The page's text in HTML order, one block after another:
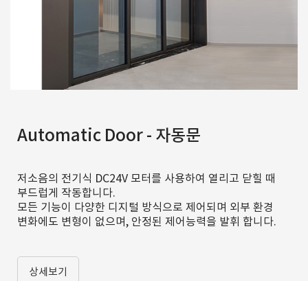
Automatic Door - 자동문
저소음의 전기식 DC24V 모터를 사용하여 열리고 닫힐 때
부드럽게 작동합니다.
모든 기능이 다양한 디지털 방식으로 제어되며 외부 환경
변화에도 변형이 없으며, 안정된 제어능력을 발휘 합니다.
상세보기